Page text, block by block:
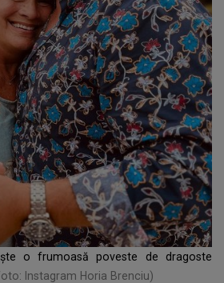
o frumoasă poveste de dragoste
Instagram Horia Brenciu)